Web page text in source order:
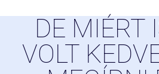
DE MIÉRT
VOLT